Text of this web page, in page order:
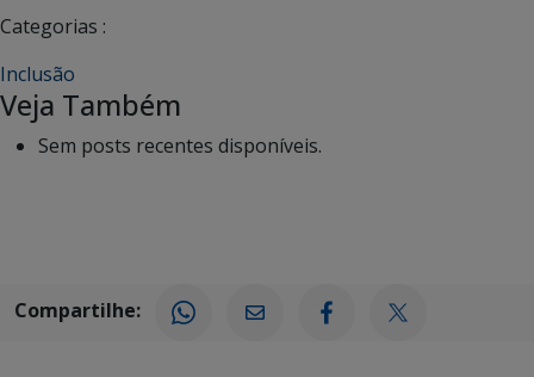
Categorias :
Inclusão
Veja Também
Sem posts recentes disponíveis.
Compartilhe: